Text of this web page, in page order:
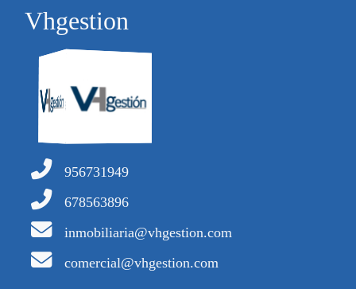
Vhgestion
956731949
678563896
inmobiliaria@vhgestion.com
comercial@vhgestion.com